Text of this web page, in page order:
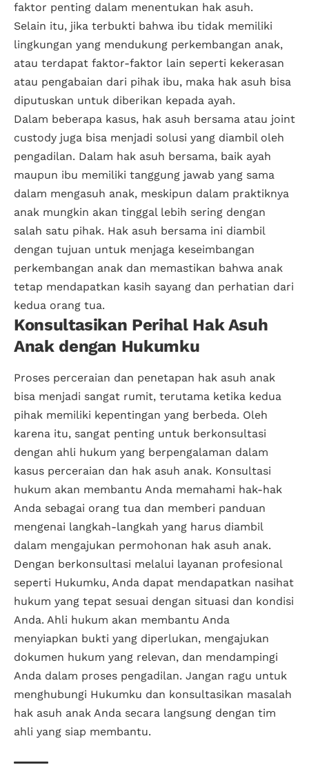
faktor penting dalam menentukan hak asuh.
Selain itu, jika terbukti bahwa ibu tidak memiliki
lingkungan yang mendukung perkembangan anak,
atau terdapat faktor-faktor lain seperti kekerasan
atau pengabaian dari pihak ibu, maka hak asuh bisa
diputuskan untuk diberikan kepada ayah.
Dalam beberapa kasus, hak asuh bersama atau joint
custody juga bisa menjadi solusi yang diambil oleh
pengadilan. Dalam hak asuh bersama, baik ayah
maupun ibu memiliki tanggung jawab yang sama
dalam mengasuh anak, meskipun dalam praktiknya
anak mungkin akan tinggal lebih sering dengan
salah satu pihak. Hak asuh bersama ini diambil
dengan tujuan untuk menjaga keseimbangan
perkembangan anak dan memastikan bahwa anak
tetap mendapatkan kasih sayang dan perhatian dari
kedua orang tua.
Konsultasikan Perihal Hak Asuh
Anak dengan Hukumku
Proses perceraian dan penetapan hak asuh anak
bisa menjadi sangat rumit, terutama ketika kedua
pihak memiliki kepentingan yang berbeda. Oleh
karena itu, sangat penting untuk berkonsultasi
dengan ahli hukum yang berpengalaman dalam
kasus perceraian dan hak asuh anak. Konsultasi
hukum akan membantu Anda memahami hak-hak
Anda sebagai orang tua dan memberi panduan
mengenai langkah-langkah yang harus diambil
dalam mengajukan permohonan hak asuh anak.
Dengan berkonsultasi melalui layanan profesional
seperti Hukumku, Anda dapat mendapatkan nasihat
hukum yang tepat sesuai dengan situasi dan kondisi
Anda. Ahli hukum akan membantu Anda
menyiapkan bukti yang diperlukan, mengajukan
dokumen hukum yang relevan, dan mendampingi
Anda dalam proses pengadilan. Jangan ragu untuk
menghubungi Hukumku dan konsultasikan masalah
hak asuh anak Anda secara langsung dengan tim
ahli yang siap membantu.